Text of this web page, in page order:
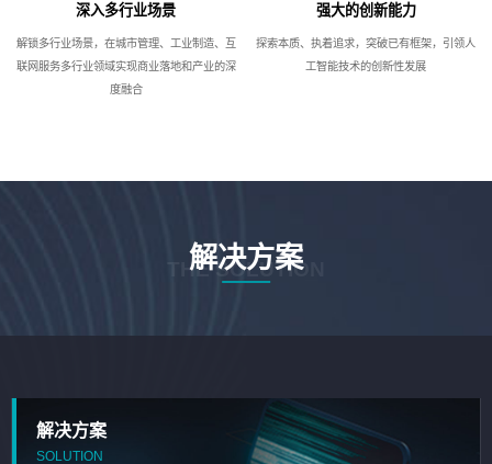
深入多行业场景
解锁多行业场景，在城市管理、工业制造、互
联网服务多行业领域实现商业落地和产业的深
度融合
强大的创新能力
探索本质、执着追求，突破已有框架，引领人
工智能技术的创新性发展
解决方案
THE SOLUTION
解决方案
SOLUTION